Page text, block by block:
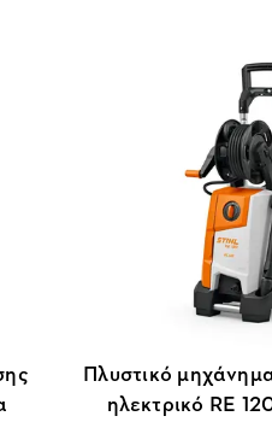
Πλυστικό
ηλεκτρικό RE